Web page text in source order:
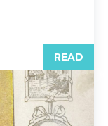
READ